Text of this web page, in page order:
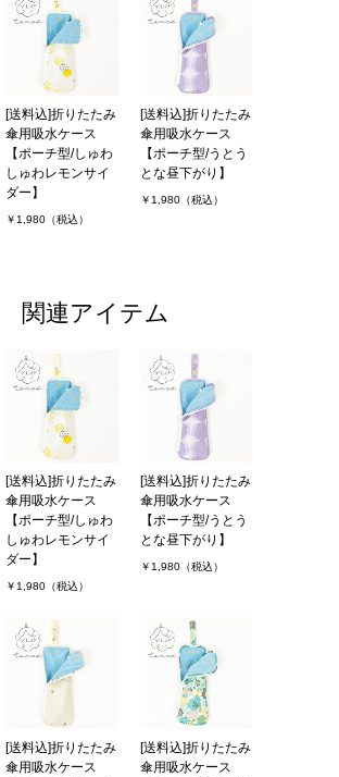
[送料込]折りたたみ
傘用吸水ケース
【ポーチ型/しゅわ
しゅわレモンサイ
ダー】
￥1,980（税込）
[送料込]折りたたみ
傘用吸水ケース
【ポーチ型/うとう
とな昼下がり】
￥1,980（税込）
関連アイテム
[送料込]折りたたみ
傘用吸水ケース
【ポーチ型/しゅわ
しゅわレモンサイ
ダー】
￥1,980（税込）
[送料込]折りたたみ
傘用吸水ケース
【ポーチ型/うとう
とな昼下がり】
￥1,980（税込）
[送料込]折りたたみ
傘用吸水ケース
[送料込]折りたたみ
傘用吸水ケース